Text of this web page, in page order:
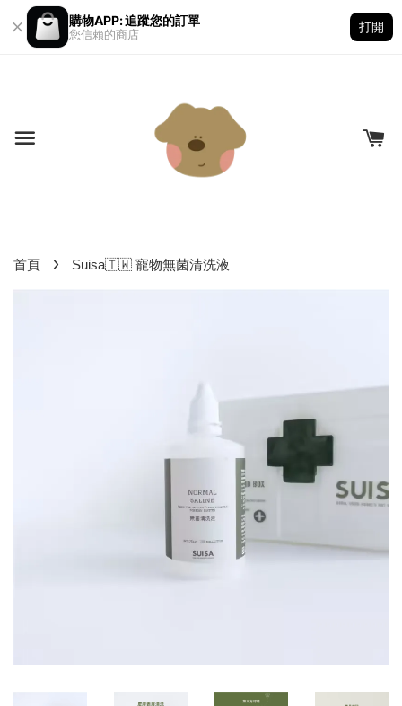
購物APP: 追蹤您的訂單
您信賴的商店
打開
首頁 › Suisa🇹🇼 寵物無菌清洗液